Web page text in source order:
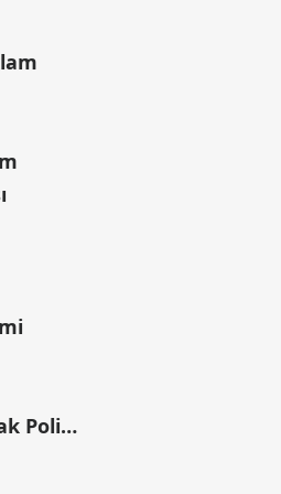
İsimsiz Kaynak Politikası